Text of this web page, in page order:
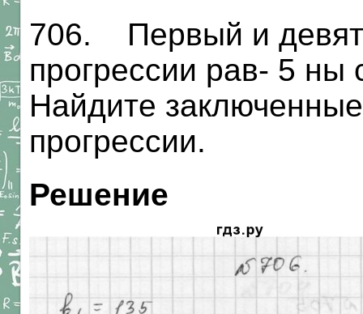
706. Первый и
прогрессии рав- 5 ны
Найдите
прогрессии.
Решение